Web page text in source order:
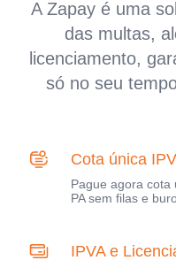
A Zapay é uma
das multas,
licenciamento,
só no seu
Cota única
Pague agora cota
PA sem filas e
IPVA e